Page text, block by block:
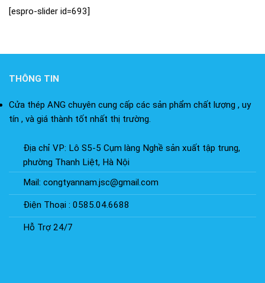
[espro-slider id=693]
THÔNG TIN
Cửa thép ANG chuyên cung cấp các sản phẩm chất lượng , uy
tín , và giá thành tốt nhất thị trường.
Địa chỉ VP: Lô S5-5 Cụm làng Nghề sản xuất tập trung,
phường Thanh Liệt, Hà Nội
Mail: congtyannam.jsc@gmail.com
Điện Thoại : 0585.04.6688
Hỗ Trợ 24/7